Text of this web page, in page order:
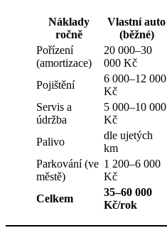
Náklady
ročně
Vlastní auto
(běžné)
Pořízení
(amortizace)
20 000–30
000 Kč
Pojištění
6 000–12 000
Kč
Servis a
údržba
5 000–10 000
Kč
Palivo
dle ujetých
km
Parkování (ve
městě)
1 200–6 000
Kč
Celkem
35–60 000
Kč/rok